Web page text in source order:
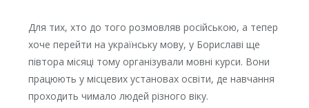
Для тих, хто до того розмовляв російською, а тепер
хоче перейти на українську мову, у Бориславі ще
півтора місяці тому організували мовні курси. Вони
працюють у місцевих установах освіти, де навчання
проходить чимало людей різного віку.